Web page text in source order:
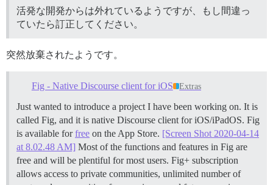
活発な開発からは外れているようですが、もし間違っ
ていたら訂正してください。
突然放棄されたようです。
Fig - Native Discourse client for iOS Extras
Just wanted to introduce a project I have been working on. It is
called Fig, and it is native Discourse client for iOS/iPadOS. Fig
is available forfree on the App Store. [Screen Shot 2020-04-14
at 8.02.48 AM] Most of the functions and features in Fig are
free and will be plentiful for most users. Fig+ subscription
allows access to private communities, unlimited number of